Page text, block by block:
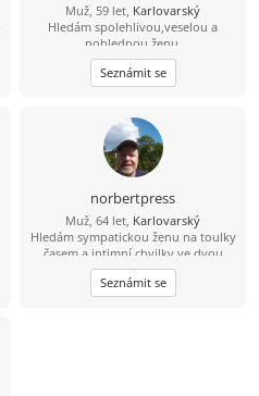
Muž, 59 let, Karlovarský
Hledám spolehlivou,veselou a
pohlednou ženu.
Seznámit se
norbertpress
Muž, 64 let, Karlovarský
Hledám sympatickou ženu na toulky
časem a intimní chvilky ve dvou
Seznámit se